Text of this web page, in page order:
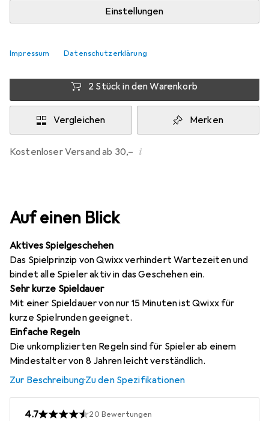
Einstellungen
Impressum Datenschutzerklärung
−5%
2 Stück in den Warenkorb
Vergleichen Merken
Kostenloser Versand ab 30,– i
Auf einen Blick
Aktives Spielgeschehen
Das Spielprinzip von Qwixx verhindert Wartezeiten und
bindet alle Spieler aktiv in das Geschehen ein.
Sehr kurze Spieldauer
Mit einer Spieldauer von nur 15 Minuten ist Qwixx für
kurze Spielrunden geeignet.
Einfache Regeln
Die unkomplizierten Regeln sind für Spieler ab einem
Mindestalter von 8 Jahren leicht verständlich.
Zur Beschreibung·Zu den Spezifikationen
4.7 20 Bewertungen